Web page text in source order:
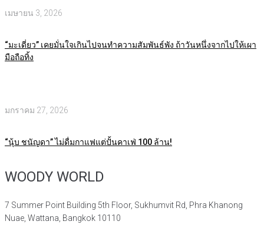
เมษายน 3, 2026
“มะเดี่ยว” เคยมั่นใจเกินไปจนทำความสัมพันธ์พัง ถ้าวันหนึ่งจากไปให้เผา
มือถือทิ้ง
มกราคม 27, 2026
“นุ้บ ชนัญดา” ไม่ดื่มกาแฟแต่ปั้นคาเฟ่ 100 ล้าน!
WOODY WORLD
7 Summer Point Building 5th Floor, Sukhumvit Rd, Phra Khanong
Nuae, Wattana, Bangkok 10110